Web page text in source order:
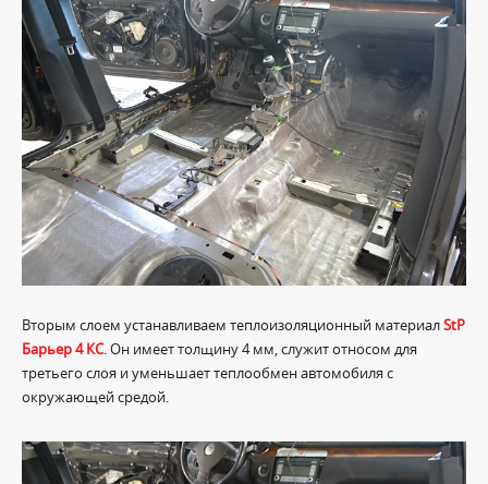
Вторым слоем устанавливаем теплоизоляционный материалStP
Барьер 4 КС. Он имеет толщину 4 мм, служит относом для
третьего слоя и уменьшает теплообмен автомобиля с
окружающей средой.